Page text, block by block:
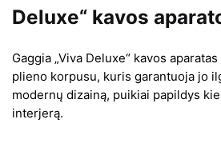
Deluxe“ kavos
Gaggia „Viva Deluxe“ kavos
plieno korpusu, kuris garantuoja jo
modernų dizainą, puikiai papildys
interjerą.